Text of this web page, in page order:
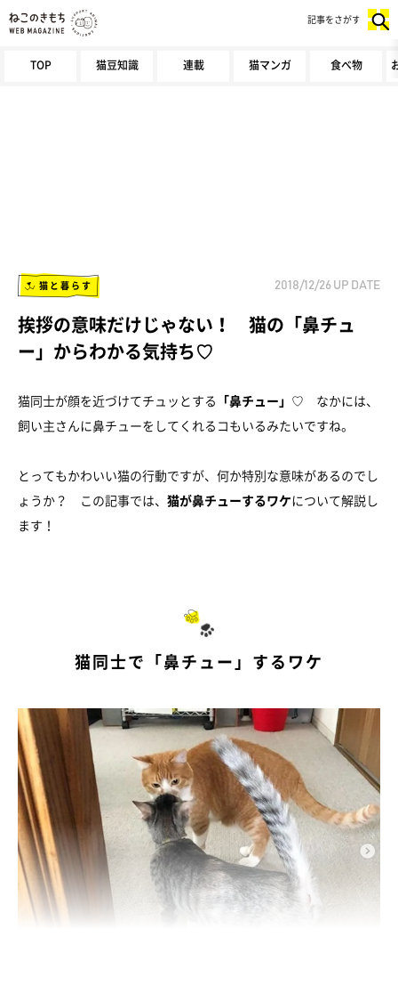
TOP 猫豆知識 連載 猫マンガ 食べ物
記事をさがす
猫と暮らす 2018/12/26 UP DATE
挨拶の意味だけじゃない！ 猫の「鼻チュ
ー」からわかる気持ち♡
猫同士が顔を近づけてチュッとする 「鼻チュー」 ♡ なかには、
飼い主さんに鼻チューをしてくれるコもいるみたいですね。
とってもかわいい猫の行動ですが、何か特別な意味があるのでし
ょうか？ この記事では、 猫が鼻チューするワケについて解説し
ます！
猫同士で「鼻チュー」するワケ